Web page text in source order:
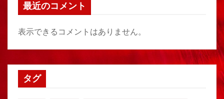
最近のコメント
表示できるコメントはありません。
タグ